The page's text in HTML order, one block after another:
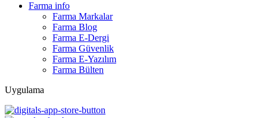
Farma info
Farma Markalar
Farma Blog
Farma E-Dergi
Farma Güvenlik
Farma E-Yazılım
Farma Bülten
Uygulama